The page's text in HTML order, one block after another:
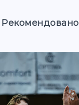
Рекомендовано